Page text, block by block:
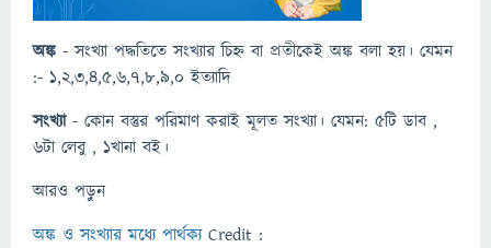
অঙ্ক- সংখ্যা পদ্ধতিতে সংখ্যার চিহ্ন বা প্রতীকেই অঙ্ক বলা হয়। যেমন
:- ১,২,৩,৪,৫,৬,৭,৮,৯,০ ইত্যাদি
সংখ্যা- কোন বস্তুর পরিমাণ করাই মূলত সংখ্যা। যেমন: ৫টি ডাব ,
৬টা লেবু , ১খানা বই।
আরও পড়ুন
অঙ্ক ও সংখ্যার মধ্যে পার্থক্যCredit :